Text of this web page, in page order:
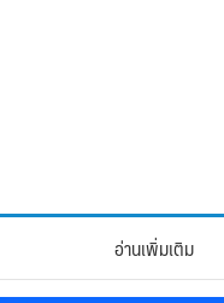
อ่านเพิ่มเติม